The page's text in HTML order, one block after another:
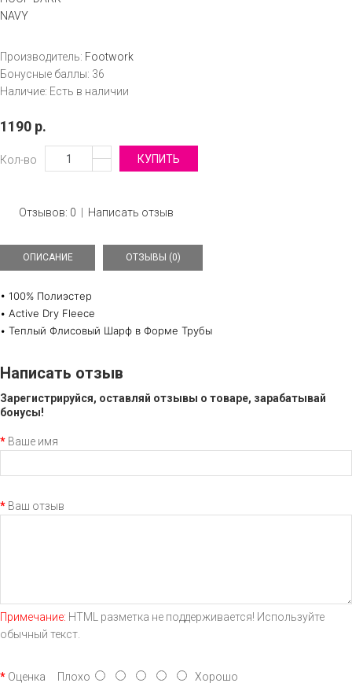
Производитель: Footwork
Бонусные баллы: 36
Наличие: Есть в наличии
1190 р.
Кол-во
Отзывов: 0 Написать отзыв
ОПИСАНИЕ ОТЗЫВЫ (0)
• 100% Полиэстер
• Active Dry Fleece
• Теплый Флисовый Шарф в Форме Трубы
Написать отзыв
Зарегистрируйся, оставляй отзывы о товаре, зарабатывай
бонусы!
Ваше имя
Ваш отзыв
Примечание: HTML разметка не поддерживается! Используйте
обычный текст.
Оценка Плохо Хорошо